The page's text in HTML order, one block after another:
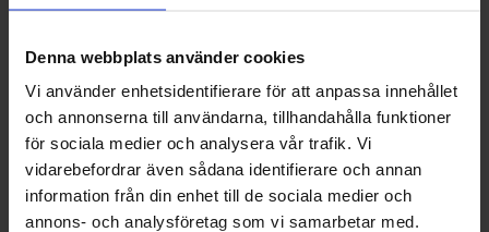
Denna webbplats använder cookies
Vi använder enhetsidentifierare för att anpassa innehållet
och annonserna till användarna, tillhandahålla funktioner
för sociala medier och analysera vår trafik. Vi
vidarebefordrar även sådana identifierare och annan
information från din enhet till de sociala medier och
annons- och analysföretag som vi samarbetar med.
leverans, vänd dig till vår kundtjänst. Vi erbjuder rådgivning
komponenter för ditt projekt. Kontakta PBS Svensk
Värmekälla AB för rådgivning och hjälp att välja rätt
lösning.
Installations- och underhållstips